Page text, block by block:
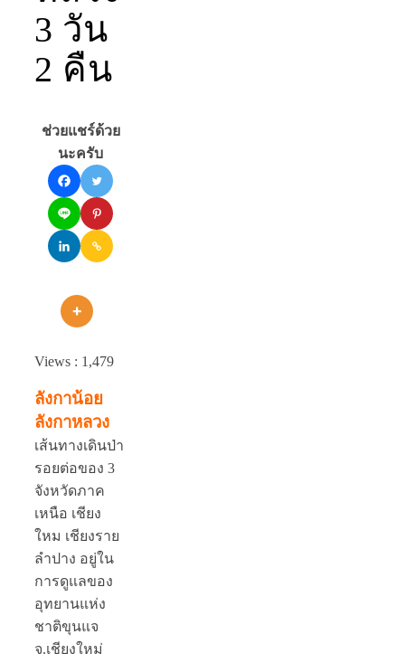
3 วัน
2 คืน
ช่วยแชร์ด้วย
นะครับ
Views : 1,479
ลังกาน้อย
ลังกาหลวง
เส้นทางเดินป่า
รอยต่อของ 3
จังหวัดภาค
เหนือ เชียง
ใหม เชียงราย
ลำปาง อยู่ใน
การดูแลของ
อุทยานแห่ง
ชาติขุนแจ
จ.เชียงใหม่